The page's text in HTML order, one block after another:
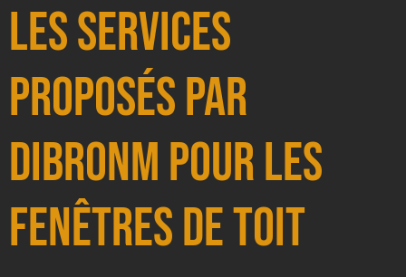
Les services
proposés par
Dibronm pour les
fenêtres de toit